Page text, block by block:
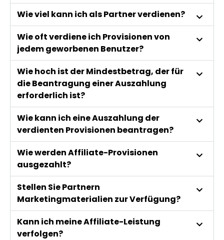
Wie viel kann ich als Partner verdienen?
Wie oft verdiene ich Provisionen von
jedem geworbenen Benutzer?
Wie hoch ist der Mindestbetrag, der für
die Beantragung einer Auszahlung
erforderlich ist?
Wie kann ich eine Auszahlung der
verdienten Provisionen beantragen?
Wie werden Affiliate-Provisionen
ausgezahlt?
Stellen Sie Partnern
Marketingmaterialien zur Verfügung?
Kann ich meine Affiliate-Leistung
verfolgen?